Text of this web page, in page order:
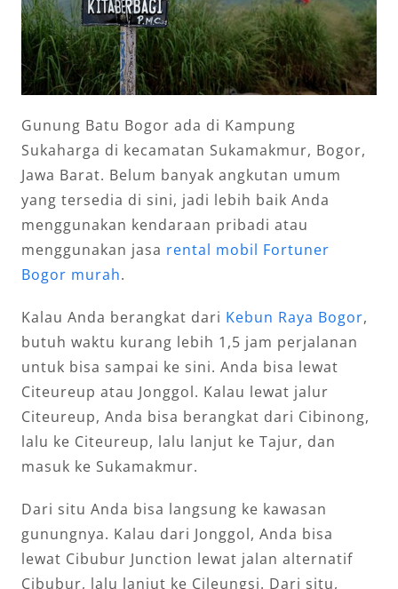
Gunung Batu Bogor ada di Kampung
Sukaharga di kecamatan Sukamakmur, Bogor,
Jawa Barat. Belum banyak angkutan umum
yang tersedia di sini, jadi lebih baik Anda
menggunakan kendaraan pribadi atau
menggunakan jasa rental mobil Fortuner
Bogor murah.
Kalau Anda berangkat dari Kebun Raya Bogor,
butuh waktu kurang lebih 1,5 jam perjalanan
untuk bisa sampai ke sini. Anda bisa lewat
Citeureup atau Jonggol. Kalau lewat jalur
Citeureup, Anda bisa berangkat dari Cibinong,
lalu ke Citeureup, lalu lanjut ke Tajur, dan
masuk ke Sukamakmur.
Dari situ Anda bisa langsung ke kawasan
gunungnya. Kalau dari Jonggol, Anda bisa
lewat Cibubur Junction lewat jalan alternatif
Cibubur, lalu lanjut ke Cileungsi. Dari situ,